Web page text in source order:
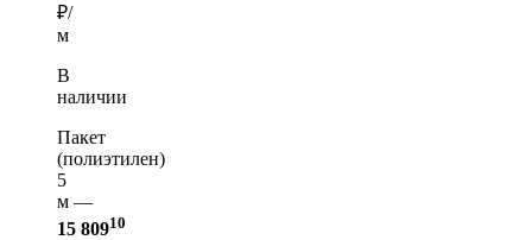
₽/
м
В
наличии
Пакет
(полиэтилен)
5
м —
15 80910